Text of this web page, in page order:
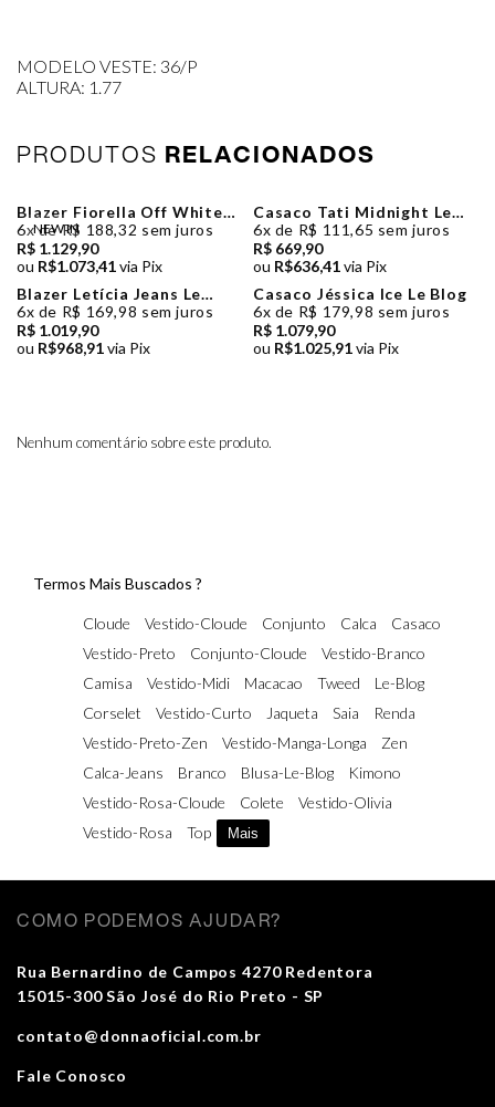
MODELO VESTE: 36/P
ALTURA: 1.77
PRODUTOS RELACIONADOS
NEW IN
Blazer Fiorella Off White
Le Blog
6x de R$ 188,32 sem juros
R$ 1.129,90
ou R$1.073,41via Pix
Casaco Tati Midnight Le
Blog
6x de R$ 111,65 sem juros
R$ 669,90
ou R$636,41via Pix
Blazer Letícia Jeans Le
Blog
6x de R$ 169,98 sem juros
R$ 1.019,90
ou R$968,91via Pix
Casaco Jéssica Ice Le Blog
6x de R$ 179,98 sem juros
R$ 1.079,90
ou R$1.025,91via Pix
Nenhum comentário sobre este produto.
Termos Mais Buscados ?
Cloude Vestido-Cloude Conjunto Calca
Casaco
Vestido-Preto
Conjunto-Cloude
Vestido-Branco
Camisa
Vestido-Midi Macacao Tweed
Le-Blog
Corselet
Vestido-Curto Jaqueta Saia
Renda
Vestido-Preto-Zen
Vestido-Manga-Longa
Zen
Calca-Jeans
Branco Blusa-Le-Blog
Kimono
Vestido-Rosa-Cloude
Colete
Vestido-Olivia
Vestido-Rosa
Top Mais
COMO PODEMOS AJUDAR?
Rua Bernardino de Campos 4270 Redentora
15015-300 São José do Rio Preto - SP
contato@donnaoficial.com.br
Fale Conosco